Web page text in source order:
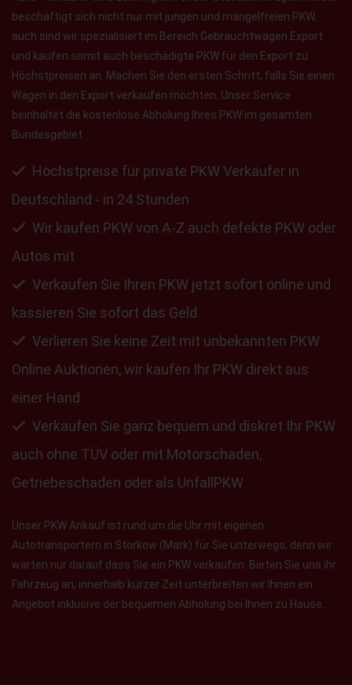
beschäftigt sich nicht nur mit jungen und mängelfreien PKW,
auch sind wir spezialisiert im Bereich Gebrauchtwagen Export
und kaufen somit auch beschädigte PKW für den Export zu
Höchstpreisen an. Machen Sie den ersten Schritt, falls Sie einen
Wagen in den Export verkaufen möchten. Unser Service
beinhaltet die kostenlose Abholung Ihres PKW im gesamten
Bundesgebiet.
Höchstpreise für private PKW Verkäufer in
Deutschland - in 24 Stunden
Wir kaufen PKW von A-Z auch defekte PKW oder
Autos mit
Verkaufen Sie Ihren PKW jetzt sofort online und
kassieren Sie sofort das Geld
Verlieren Sie keine Zeit mit unbekannten PKW
Online Auktionen, wir kaufen Ihr PKW direkt aus
einer Hand
Verkaufen Sie ganz bequem und diskret Ihr PKW
auch ohne TÜV oder mit Motorschaden,
Getriebeschaden oder als UnfallPKW
Unser PKW Ankauf ist rund um die Uhr mit eigenen
Autotransportern in Storkow (Mark) für Sie unterwegs, denn wir
warten nur darauf dass Sie ein PKW verkaufen. Bieten Sie uns ihr
Fahrzeug an, innerhalb kurzer Zeit unterbreiten wir Ihnen ein
Angebot inklusive der bequemen Abholung bei Ihnen zu Hause.